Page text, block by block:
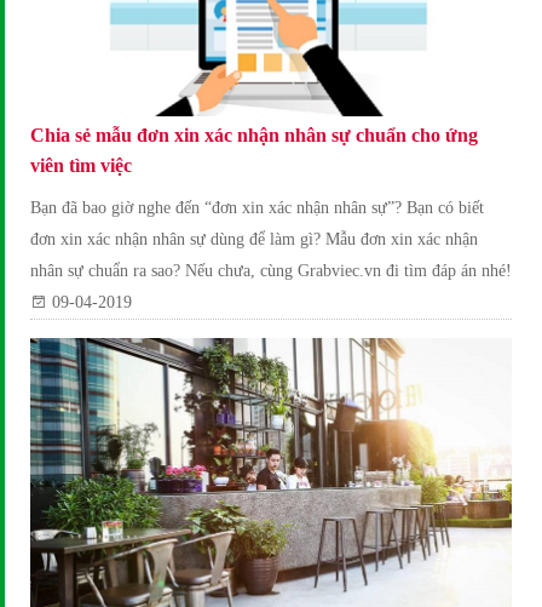
Chia sẻ mẫu đơn xin xác nhận nhân sự chuẩn cho ứng
viên tìm việc
Bạn đã bao giờ nghe đến “đơn xin xác nhận nhân sự”? Bạn có biết
đơn xin xác nhận nhân sự dùng để làm gì? Mẫu đơn xin xác nhận
nhân sự chuẩn ra sao? Nếu chưa, cùng Grabviec.vn đi tìm đáp án nhé!
09-04-2019